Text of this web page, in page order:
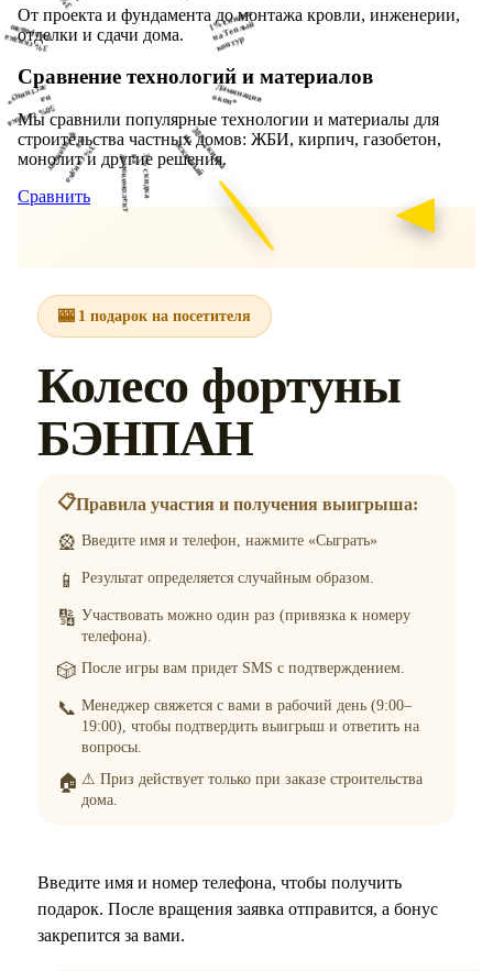
От проекта и фундамента до монтажа кровли, инженерии,
отделки и сдачи дома.
Сравнение технологий и материалов
Мы сравнили популярные технологии и материалы для
строительства частных домов: ЖБИ, кирпич, газобетон,
монолит и другие решения.
Сравнить
1% скидка
на Теплый
контур
Ламинация
окон*
30% скидка
на
Эскизный
3% скидка
домокомплект
3% скидка
на
фундамент
50% скидка
на
лестницу*
3% скидка
на кровлю
🎰 1 подарок на посетителя
Колесо фортуны
БЭНПАН
📋Правила участия и получения выигрыша:
🎡 Введите имя и телефон, нажмите «Сыграть»
📱 Результат определяется случайным образом.
🔢 Участвовать можно один раз (привязка к номеру
телефона).
🎲 После игры вам придет SMS с подтверждением.
📞 Менеджер свяжется с вами в рабочий день (9:00–
19:00), чтобы подтвердить выигрыш и ответить на
вопросы.
🏠 ⚠ Приз действует только при заказе строительства
дома.
Введите имя и номер телефона, чтобы получить
подарок. После вращения заявка отправится, а бонус
закрепится за вами.